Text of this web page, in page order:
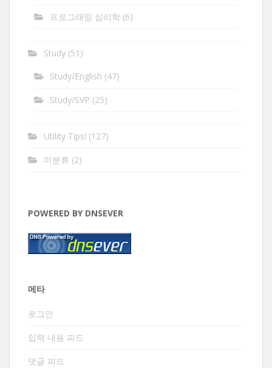
프로그래밍 심리학 (6)
Study (51)
Study/English (47)
Study/SVP (25)
Utility Tips! (127)
미분류 (2)
POWERED BY DNSEVER
메타
로그인
입력 내용 피드
댓글 피드